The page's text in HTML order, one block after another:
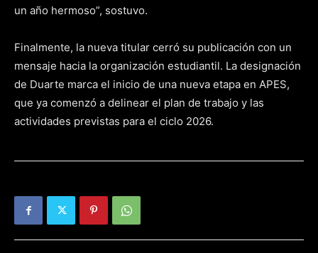
un año hermoso”, sostuvo.
Finalmente, la nueva titular cerró su publicación con un
mensaje hacia la organización estudiantil. La designación
de Duarte marca el inicio de una nueva etapa en APES,
que ya comenzó a delinear el plan de trabajo y las
actividades previstas para el ciclo 2026.